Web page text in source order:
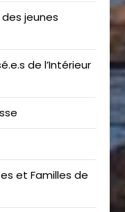
jeunes
de l’Intérieur
et Familles de